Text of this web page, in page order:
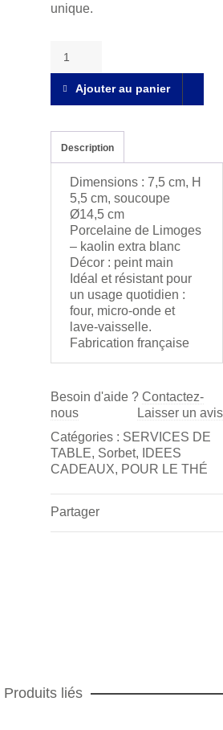
unique.
Tasse
quantity
Ajouter au panier
Description
Dimensions : 7,5 cm, H
5,5 cm, soucoupe
Ø14,5 cm
Porcelaine de Limoges
– kaolin extra blanc
Décor : peint main
Idéal et résistant pour
un usage quotidien :
four, micro-onde et
lave-vaisselle.
Fabrication française
Besoin d'aide ? Contactez-
nous
Laisser un avis
Catégories : SERVICES DE
TABLE, Sorbet,
IDEES
CADEAUX, POUR LE THÉ
Partager
Produits liés